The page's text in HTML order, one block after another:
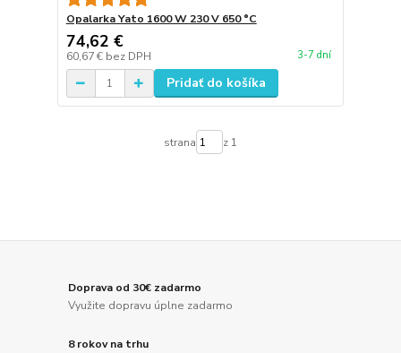
Opalarka Yato 1600 W 230 V 650 °C
74,62 €
60,67 € bez DPH 3-7 dní
Pridať do košíka
strana z 1
Doprava od 30€ zadarmo
Využite dopravu úplne zadarmo
8 rokov na trhu